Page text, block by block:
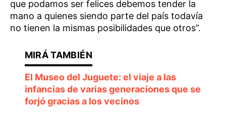
que podamos ser felices debemos tender la
mano a quienes siendo parte del país todavía
no tienen la mismas posibilidades que otros”.
El Museo del Juguete: el viaje a las
infancias de varias generaciones que se
forjó gracias a los vecinos